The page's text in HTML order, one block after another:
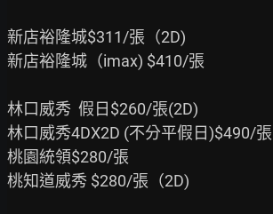
新店裕隆城$311/張（2D)
新店裕隆城（imax) $410/張
林口威秀  假日$260/張(2D)
林口威秀4DX2D (不分平假日)$490/張
桃園統領$280/張
桃知道威秀 $280/張（2D)